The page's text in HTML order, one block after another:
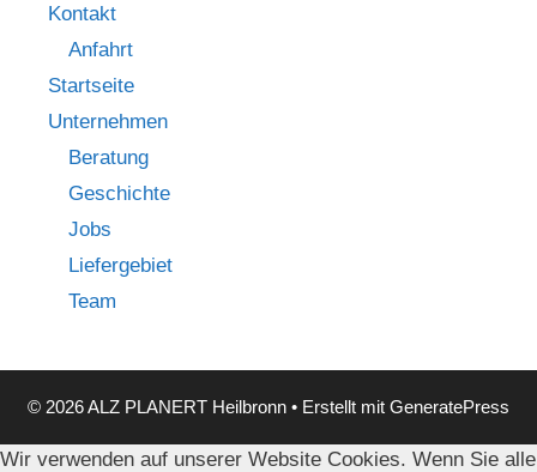
Kontakt
Anfahrt
Startseite
Unternehmen
Beratung
Geschichte
Jobs
Liefergebiet
Team
© 2026 ALZ PLANERT Heilbronn • Erstellt mit GeneratePress
Wir verwenden auf unserer Website Cookies. Wenn Sie alle